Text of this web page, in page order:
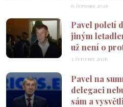
6. července 2026
Pavel poletí
jiným
už není o
3. července 2026
Pavel na
delegaci
sám a